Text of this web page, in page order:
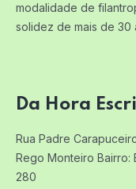
modalidade de
solidez de mais de 30
Da Hora
Rua Padre
Rego Monteiro Bairro:
280